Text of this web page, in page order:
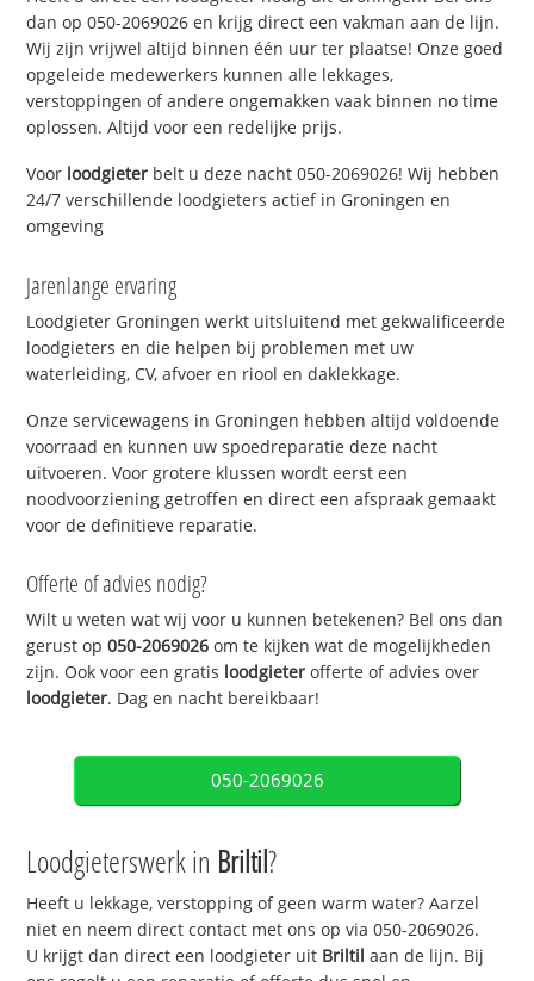
dan op 050-2069026 en krijg direct een vakman aan de lijn.
Wij zijn vrijwel altijd binnen één uur ter plaatse! Onze goed
opgeleide medewerkers kunnen alle lekkages,
verstoppingen of andere ongemakken vaak binnen no time
oplossen. Altijd voor een redelijke prijs.
Voor loodgieter belt u deze nacht 050-2069026! Wij hebben
24/7 verschillende loodgieters actief in Groningen en
omgeving
Jarenlange ervaring
Loodgieter Groningen werkt uitsluitend met gekwalificeerde
loodgieters en die helpen bij problemen met uw
waterleiding, CV, afvoer en riool en daklekkage.
Onze servicewagens in Groningen hebben altijd voldoende
voorraad en kunnen uw spoedreparatie deze nacht
uitvoeren. Voor grotere klussen wordt eerst een
noodvoorziening getroffen en direct een afspraak gemaakt
voor de definitieve reparatie.
Offerte of advies nodig?
Wilt u weten wat wij voor u kunnen betekenen? Bel ons dan
gerust op050-2069026 om te kijken wat de mogelijkheden
zijn. Ook voor een gratis loodgieter offerte of advies over
loodgieter. Dag en nacht bereikbaar!
050-2069026
Loodgieterswerk in Briltil?
Heeft u lekkage, verstopping of geen warm water? Aarzel
niet en neem direct contact met ons op via 050-2069026.
U krijgt dan direct een loodgieter uit Briltil aan de lijn. Bij